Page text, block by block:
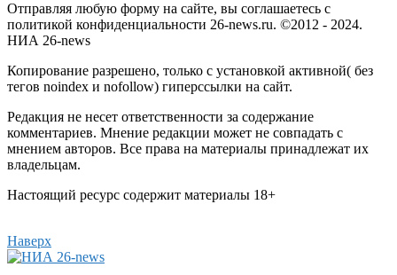
Отправляя любую форму на сайте, вы соглашаетесь с
политикой конфиденциальности 26-news.ru. ©2012 - 2024.
НИА 26-news
Копирование разрешено, только с установкой активной( без
тегов noindex и nofollow) гиперссылки на сайт.
Редакция не несет ответственности за содержание
комментариев. Мнение редакции может не совпадать с
мнением авторов. Все права на материалы принадлежат их
владельцам.
Настоящий ресурс содержит материалы 18+
Наверх